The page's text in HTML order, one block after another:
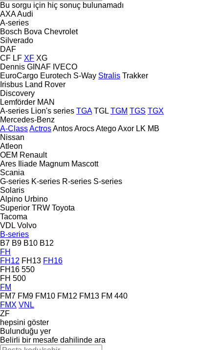
Bu sorgu için hiç sonuç bulunamadı
AXAAudi
A-series
Bosch Bova Chevrolet
Silverado
DAF
CF LF XF XG
Dennis GINAF IVECO
EuroCargo Eurotech S-Way Stralis Trakker
Irisbus Land Rover
Discovery
Lemförder MAN
A-series Lion's series TGA TGL TGM TGS TGX
Mercedes-Benz
A-ClassActrosAntosArocsAtegoAxor LK MB
Nissan
Atleon
OEM Renault
Ares
Iliade Magnum Mascott
Scania
G-series K-series R-series S-series
Solaris
Alpino Urbino
Superior TRW Toyota
Tacoma
VDL Volvo
B-series
B7 B9 B10 B12
FH
FH12 FH13 FH16
FH16 550
FH 500
FM
FM7 FM9 FM10 FM12 FM13 FM 440
FMX VNL
ZF
hepsini göster
Bulunduğu yer
Belirli bir mesafe dahilinde ara